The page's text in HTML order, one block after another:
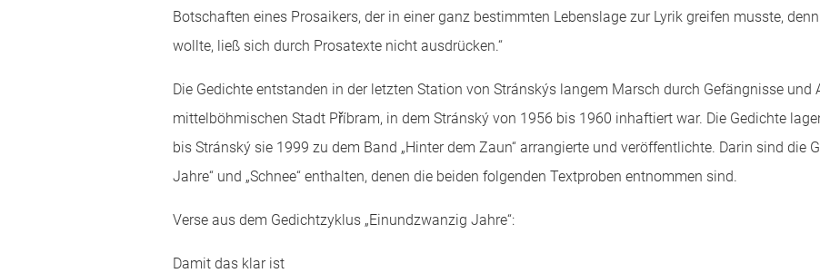
Botschaften eines Prosaikers, der in einer ganz bestimmten Lebenslage zur Lyrik greifen musste,
wollte, ließ sich durch Prosatexte nicht ausdrücken.“
Die Gedichte entstanden in der letzten Station von Stránskýs langem Marsch durch Gefängnisse und
mittelböhmischen Stadt Příbram, in dem Stránský von 1956 bis 1960 inhaftiert war. Die Gedichte
bis Stránský sie 1999 zu dem Band „Hinter dem Zaun“ arrangierte und veröffentlichte. Darin sind die
Jahre“ und „Schnee“ enthalten, denen die beiden folgenden Textproben entnommen sind.
Verse aus dem Gedichtzyklus „Einundzwanzig Jahre“:
Damit das klar ist